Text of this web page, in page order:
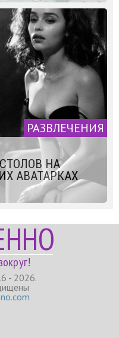
РАЗВЛЕЧЕНИЯ
НА
АВАТАРКАХ
- 2026.